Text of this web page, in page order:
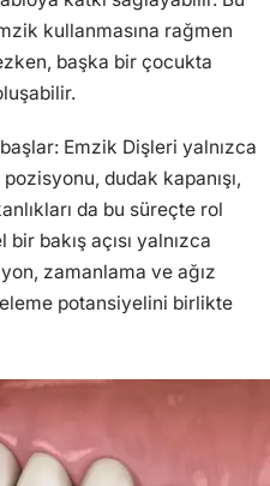
kullanmasına rağmen
başka bir çocukta
Emzik Dişleri yalnızca
dudak kapanışı,
da bu süreçte rol
bakış açısı yalnızca
zamanlama ve ağız
potansiyelini birlikte